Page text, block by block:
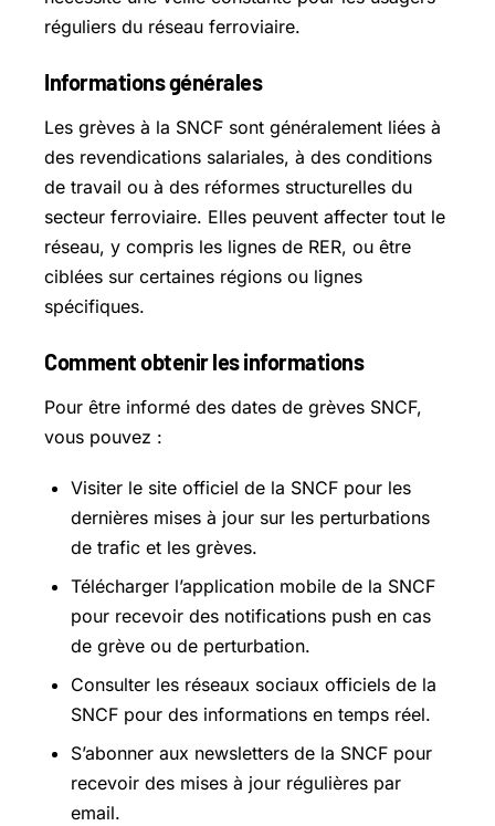
réguliers du réseau ferroviaire.
Informations générales
Les grèves à la SNCF sont généralement liées à
des revendications salariales, à des conditions
de travail ou à des réformes structurelles du
secteur ferroviaire. Elles peuvent affecter tout le
réseau, y compris les lignes de RER, ou être
ciblées sur certaines régions ou lignes
spécifiques.
Comment obtenir les informations
Pour être informé des dates de grèves SNCF,
vous pouvez :
Visiter le site officiel de la SNCF pour les
dernières mises à jour sur les perturbations
de trafic et les grèves.
Télécharger l’application mobile de la SNCF
pour recevoir des notifications push en cas
de grève ou de perturbation.
Consulter les réseaux sociaux officiels de la
SNCF pour des informations en temps réel.
S’abonner aux newsletters de la SNCF pour
recevoir des mises à jour régulières par
email.